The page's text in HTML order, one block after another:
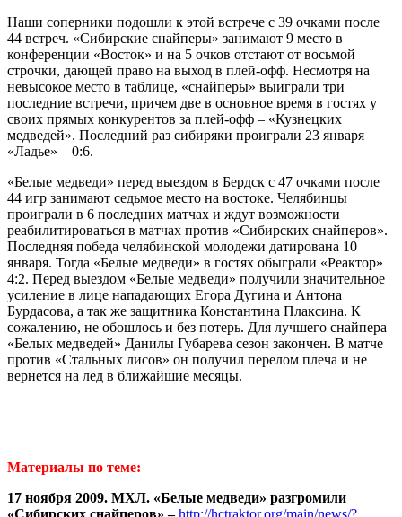
Наши соперники подошли к этой встрече с 39 очками после
44 встреч. «Сибирские снайперы» занимают 9 место в
конференции «Восток» и на 5 очков отстают от восьмой
строчки, дающей право на выход в плей-офф. Несмотря на
невысокое место в таблице, «снайперы» выиграли три
последние встречи, причем две в основное время в гостях у
своих прямых конкурентов за плей-офф – «Кузнецких
медведей». Последний раз сибиряки проиграли 23 января
«Ладье» – 0:6.
«Белые медведи» перед выездом в Бердск с 47 очками после
44 игр занимают седьмое место на востоке. Челябинцы
проиграли в 6 последних матчах и ждут возможности
реабилитироваться в матчах против «Сибирских снайперов».
Последняя победа челябинской молодежи датирована 10
января. Тогда «Белые медведи» в гостях обыграли «Реактор»
4:2. Перед выездом «Белые медведи» получили значительное
усиление в лице нападающих Егора Дугина и Антона
Бурдасова, а так же защитника Константина Плаксина. К
сожалению, не обошлось и без потерь. Для лучшего снайпера
«Белых медведей» Данилы Губарева сезон закончен. В матче
против «Стальных лисов» он получил перелом плеча и не
вернется на лед в ближайшие месяцы.
Материалы по теме:
17 ноября 2009. МХЛ. «Белые медведи» разгромили
«Сибирских снайперов» –http://hctraktor.org/main/news/?